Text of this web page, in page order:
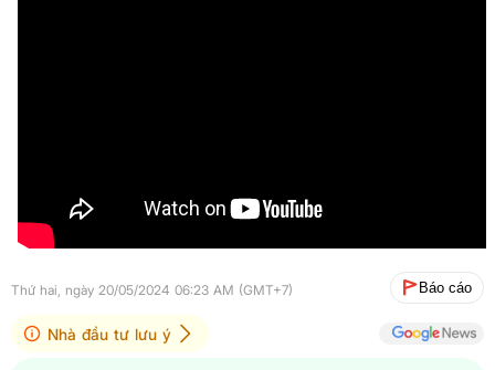
Thứ hai, ngày 20/05/2024 06:23 AM (GMT+7) Báo cáo
Nhà đầu tư lưu ý